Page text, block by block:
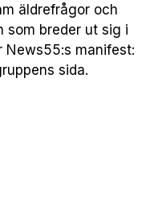
äldrefrågor och
som breder ut sig i
News55:s manifest:
sida.